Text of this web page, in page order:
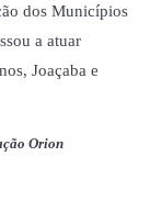
dos Municípios
a atuar
Joaçaba e
Orion